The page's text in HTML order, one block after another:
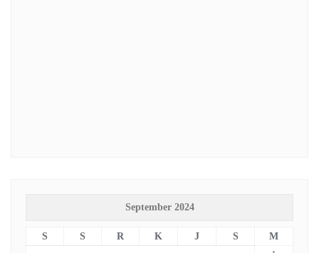
September 2024
S S R K J S
M